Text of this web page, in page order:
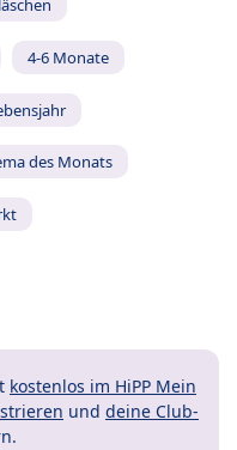
4-6 Monate
des Monats
kostenlos im HiPP Mein
und deine Club-